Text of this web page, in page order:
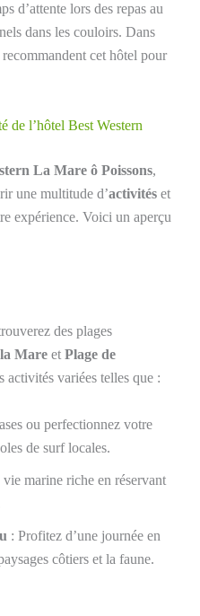
d’attente lors des repas au
dans les couloirs. Dans
cet hôtel pour
de l’hôtel Best Western
La Mare ô Poissons,
une multitude d’activités et
expérience. Voici un aperçu
des plages
Mare etPlage de
activités variées telles que :
ou perfectionnez votre
de surf locales.
marine riche en réservant
: Profitez d’une journée en
côtiers et la faune.